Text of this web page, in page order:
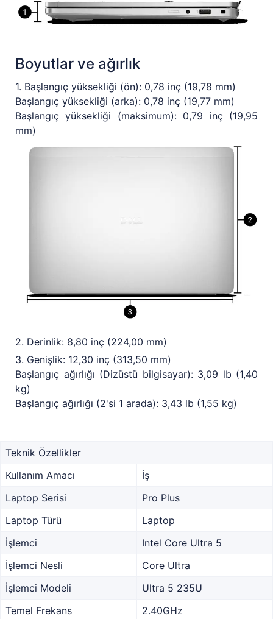
Boyutlar ve ağırlık
1. Başlangıç yüksekliği (ön): 0,78 inç (19,78 mm)
Başlangıç yüksekliği (arka): 0,78 inç (19,77 mm)
Başlangıç yüksekliği (maksimum): 0,79 inç (19,95
mm)
2. Derinlik: 8,80 inç (224,00 mm)
3. Genişlik: 12,30 inç (313,50 mm)
Başlangıç ağırlığı (Dizüstü bilgisayar): 3,09 lb (1,40
kg)
Başlangıç ağırlığı (2'si 1 arada): 3,43 lb (1,55 kg)
Teknik Özellikler
Kullanım Amacı
İş
Laptop Serisi
Pro Plus
Laptop Türü
Laptop
İşlemci
Intel Core Ultra 5
İşlemci Nesli
Core Ultra
İşlemci Modeli
Ultra 5 235U
Temel Frekans
2.40GHz